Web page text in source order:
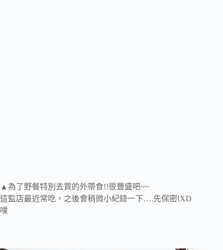
▲為了野餐特別去買的外帶食!!很豐盛吧~~
這監店最近常吃，之後會稍微小紀錄一下….先保密!XD
噗